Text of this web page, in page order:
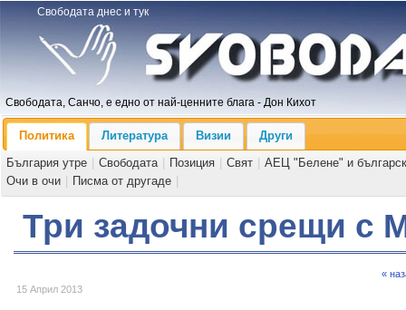
Свободата днес и тук
Свободата, Санчо, е едно от най-ценните блага - Дон Кихот
Политика Литература Визии
Други
България утре
Свободата Позиция Свят
АЕЦ "Белене" и
Очи в очи
Писма от другаде
Три задочни срещи с
15 Април 2013
«